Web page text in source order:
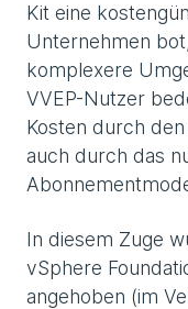
Kit eine
Unternehmen
komplexere
VVEP-Nutzer
Kosten durch
auch durch das
In diesem Zuge
vSphere
angehoben (im